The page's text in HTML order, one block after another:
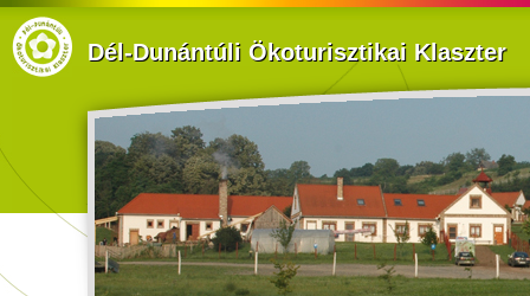
Dél-Dunántúli Ökoturisztikai Klaszter